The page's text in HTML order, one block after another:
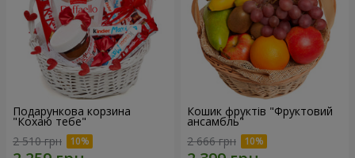
Подарункова корзина
"Кохаю тебе"
2 510 грн
Кошик фруктів "Фруктовий
ансамбль"
2 666 грн